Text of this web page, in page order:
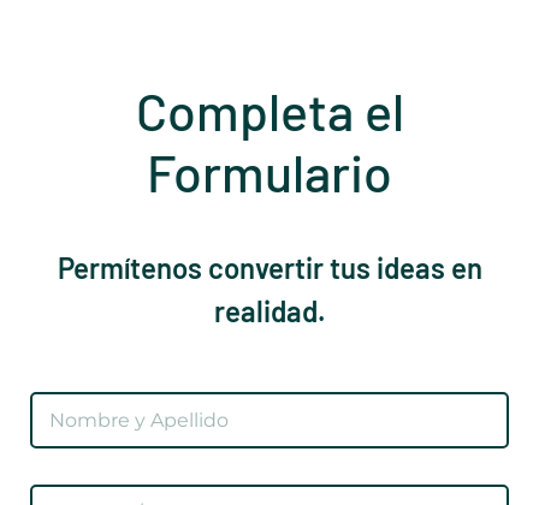
Completa el
Formulario
Permítenos convertir tus ideas en
realidad.